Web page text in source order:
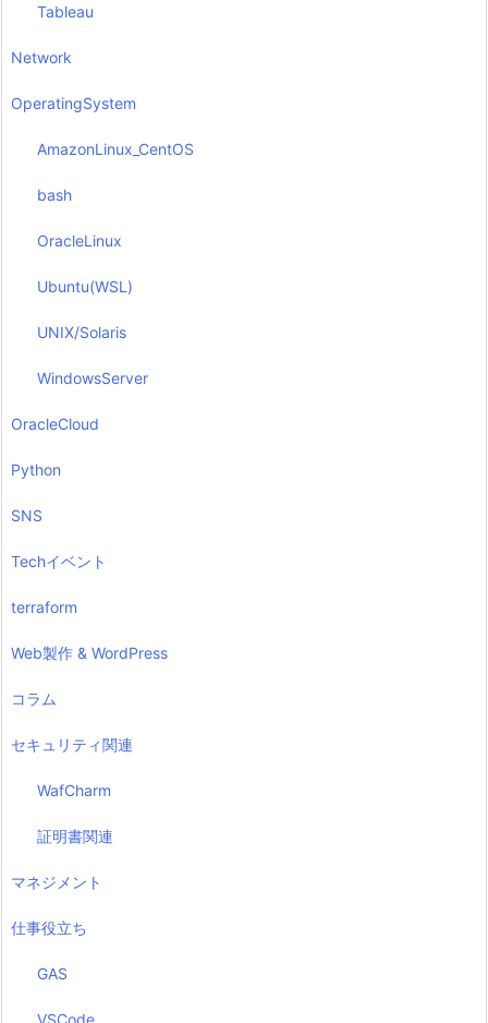
Tableau
Network
OperatingSystem
AmazonLinux_CentOS
bash
OracleLinux
Ubuntu(WSL)
UNIX/Solaris
WindowsServer
OracleCloud
Python
SNS
Techイベント
terraform
Web製作 & WordPress
コラム
セキュリティ関連
WafCharm
証明書関連
マネジメント
仕事役立ち
GAS
VSCode